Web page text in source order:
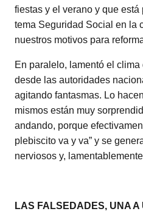
fiestas y el verano y que está
tema Seguridad Social en la
nuestros motivos para
En paralelo, lamentó el
desde las autoridades
agitando fantasmas. Lo
mismos están muy
andando, porque
plebiscito va y va” y se
nerviosos y,
LAS FALSEDADES, UNA